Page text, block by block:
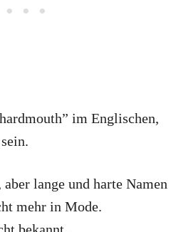
im Englischen,
lange und harte Namen
mehr in Mode.